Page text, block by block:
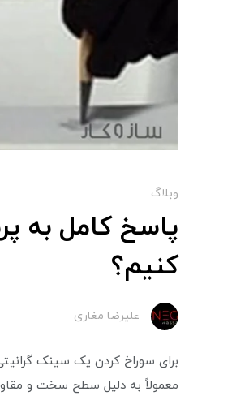
وبلاگ
پاسخ کامل به
کنیم؟
علیرضا مغاری
برای سوراخ کردن یک سینک
معمولاً به دلیل سطح سخت و